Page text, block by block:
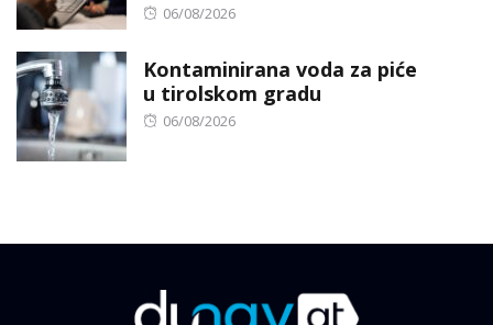
Posted
06/08/2026
Kontaminirana voda za piće
u tirolskom gradu
Posted
06/08/2026